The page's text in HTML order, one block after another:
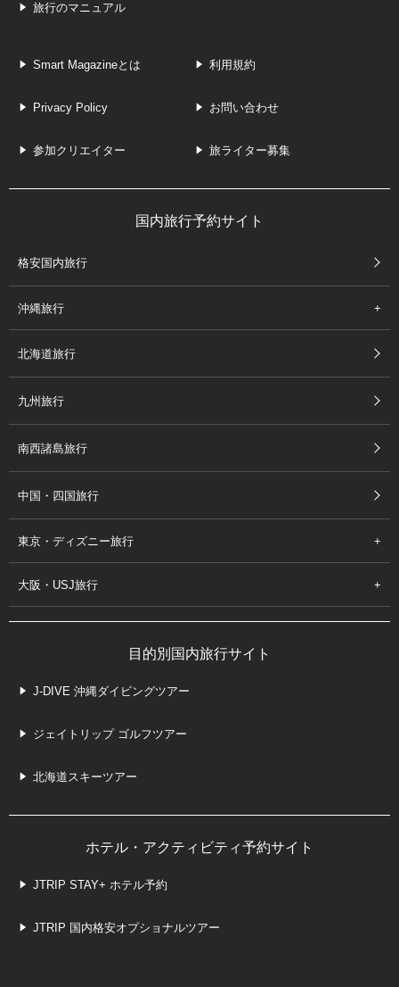
旅行のマニュアル
Smart Magazineとは 利用規約
Privacy Policy お問い合わせ
参加クリエイター 旅ライター募集
国内旅行予約サイト
格安国内旅行
沖縄旅行
北海道旅行
九州旅行
南西諸島旅行
中国・四国旅行
東京・ディズニー旅行
大阪・USJ旅行
目的別国内旅行サイト
J-DIVE 沖縄ダイビングツアー
ジェイトリップ ゴルフツアー
北海道スキーツアー
ホテル・アクティビティ予約サイト
JTRIP STAY+ ホテル予約
JTRIP 国内格安オプショナルツアー